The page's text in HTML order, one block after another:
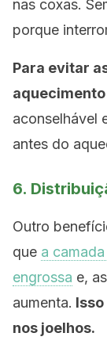
nas coxas.
porque
Para evitar
aconselhável
antes do
6.
Outro
que a
engrossa e,
aumenta.
nos joelhos.